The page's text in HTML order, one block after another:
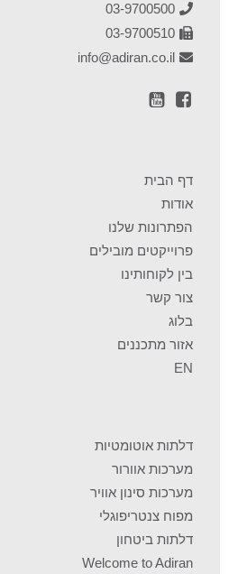
03-9700500
03-9700510
info@adiran.co.il
עמוד
דף הבית
אודות
הפתרונות שלנו
פרוייקטים מובילים
בין לקוחותינו
צור קשר
בלוג
אזור מתכננים
EN
דלתות אוטומטיות
מערכות אוורור
מערכות סינון אוויר
מפוח צנטריפוגלי
דלתות ביטחון
Welcome to Adiran